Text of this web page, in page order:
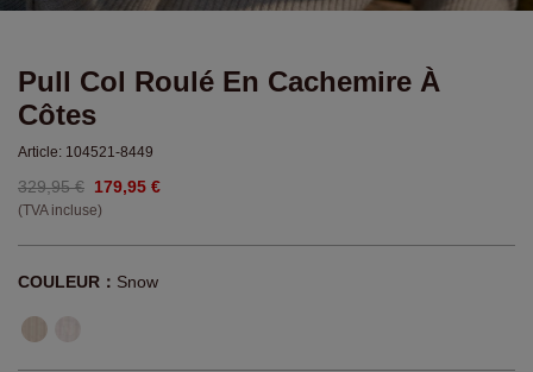
Pull Col Roulé En Cachemire À
Côtes
Article: 104521-8449
329,95 € 179,95 €
(TVA incluse)
COULEUR： Snow